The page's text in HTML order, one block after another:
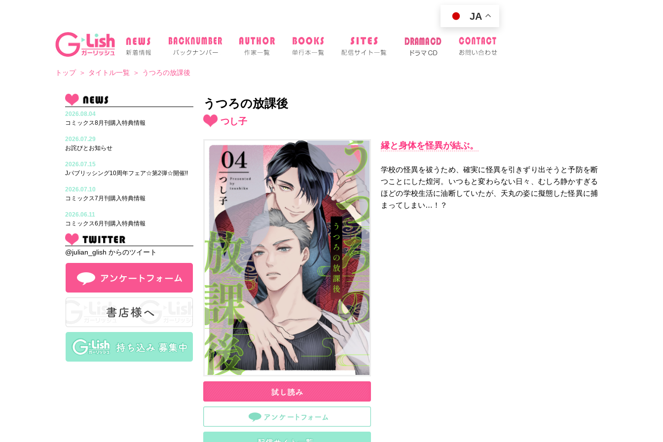
JA
トップ タイトル一覧 うつろの放課後
2026.08.04
コミックス8月刊購入特典情報
2026.07.29
お詫びとお知らせ
2026.07.15
Jパブリッシング10周年フェア☆第2弾☆開催!!
2026.07.10
コミックス7月刊購入特典情報
2026.06.11
コミックス6月刊購入特典情報
@julian_glish からのツイート
うつろの放課後
つし子
縁と身体を怪異が結ぶ。
学校の怪異を祓うため、確実に怪異を引きずり出そうと予防を断
つことにした煌河。いつもと変わらない日々、むしろ静かすぎる
ほどの学校生活に油断していたが、天丸の姿に擬態した怪異に捕
まってしまい…！？